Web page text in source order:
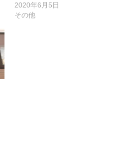
2020年6月5日
その他